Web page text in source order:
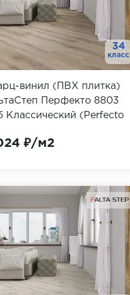
34
класс
винил (ПВХ плитка)
Перфекто 8803
Классический (Perfecto
₽/м2